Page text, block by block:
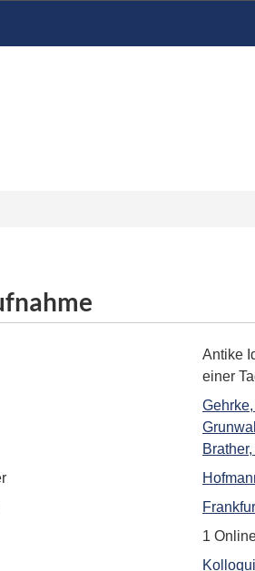
Antike
einer
1